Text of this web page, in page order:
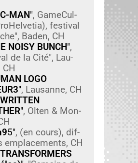
MAN", GameCul­
fes­ti­val
Baden, CH
NOISY BUNCH",
de la Cité", Lau­
LOGO
", Lau­sanne, CH
WRITTEN
", Olten & Mon­
5", (en cours), dif­
emplace­ments, CH
TRANSFORMERS